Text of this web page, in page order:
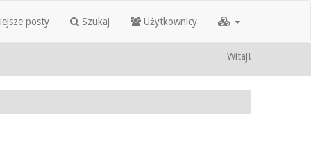
posty Szukaj Użytkownicy
Witaj!